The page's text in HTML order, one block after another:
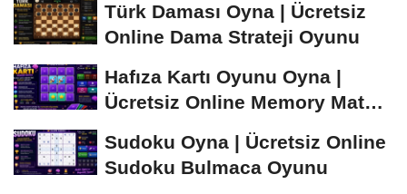
Türk Daması Oyna | Ücretsiz
Online Dama Strateji Oyunu
Hafıza Kartı Oyunu Oyna |
Ücretsiz Online Memory Match
Sudoku Oyna | Ücretsiz Online
Sudoku Bulmaca Oyunu